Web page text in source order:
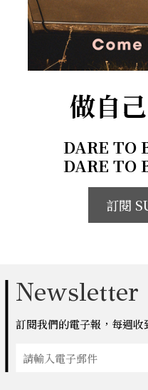
做自
DARE TO
DARE TO
訂閱
Newsletter
訂閱我們的電子報，每週